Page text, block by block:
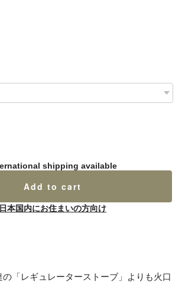
shipping available
Add to cart
日本国内にお住まいの方向け
「レギュレーターストーブ」よりも火口